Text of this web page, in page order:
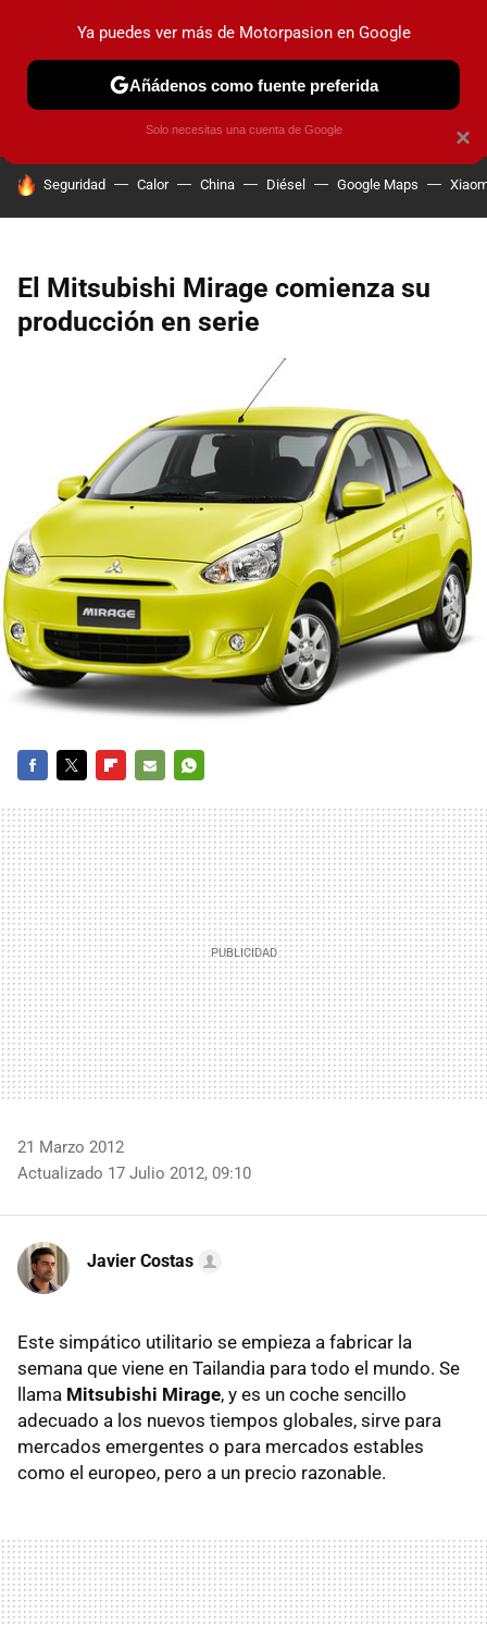
PRUEBAS COCHES ELÉCTRICOS OBSERVATORIO
HOY SE HABLA DE
Seguridad Calor China Diésel Google Maps
El Mitsubishi Mirage comienza su
producción en serie
MAIL
21 Marzo 2012
Actualizado 17 Julio 2012, 09:10
Javier Costas
Este simpático utilitario se empieza a fabricar la
semana que viene en Tailandia para todo el mundo. Se
llama Mitsubishi Mirage, y es un coche sencillo
adecuado a los nuevos tiempos globales, sirve para
mercados emergentes o para mercados estables
como el europeo, pero a un precio razonable.
×
Ya puedes ver más de Motorpasion en Google
Añádenos como fuente preferida
Solo necesitas una cuenta de Google